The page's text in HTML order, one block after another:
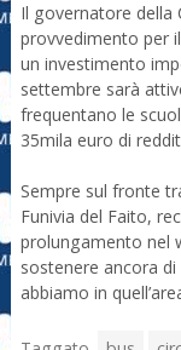
Il governatore della
provvedimento per
un investimento
settembre sarà
frequentano le
35mila euro di
Sempre sul fronte
Funivia del Faito,
prolungamento nel
sostenere ancora
abbiamo in